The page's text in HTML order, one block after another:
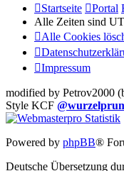
Startseite Portal
Alle Zeiten sind
Alle Cookies
Impressum
modified by Petrov2000
Style KCF
Powered by phpBB®
Deutsche Übersetzung